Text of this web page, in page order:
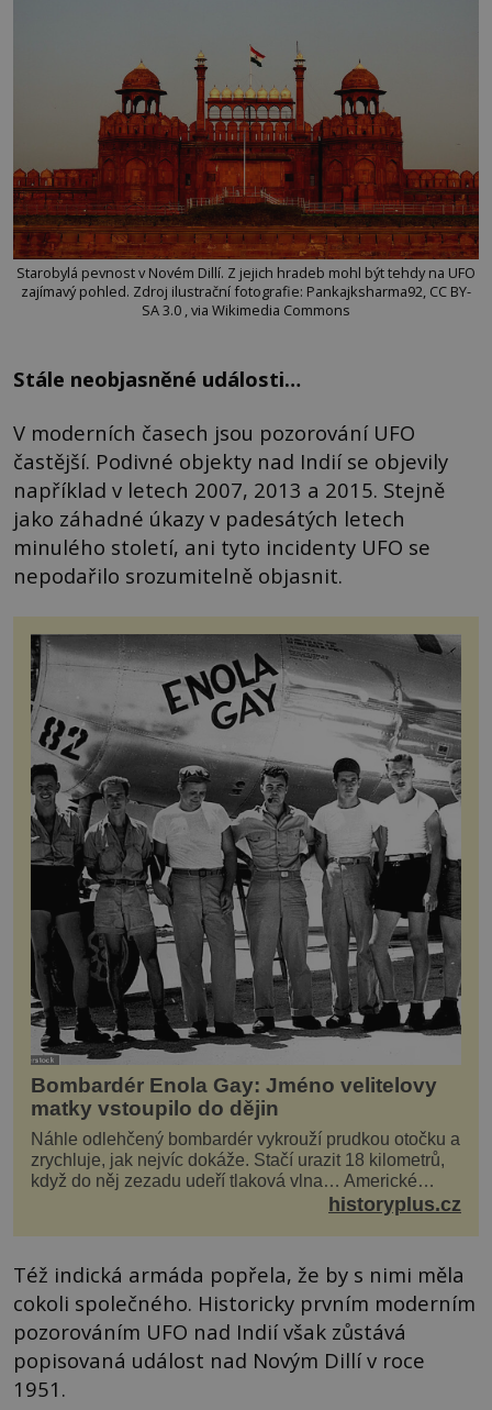
Starobylá pevnost v Novém Dillí. Z jejich hradeb mohl být tehdy na UFO
zajímavý pohled. Zdroj ilustrační fotografie: Pankajksharma92, CC BY-
SA 3.0 , via Wikimedia Commons
Stále neobjasněné události…
V moderních časech jsou pozorování UFO
častější. Podivné objekty nad Indií se objevily
například v letech 2007, 2013 a 2015. Stejně
jako záhadné úkazy v padesátých letech
minulého století, ani tyto incidenty UFO se
nepodařilo srozumitelně objasnit.
Bombardér Enola Gay: Jméno velitelovy
matky vstoupilo do dějin
Náhle odlehčený bombardér vykrouží prudkou otočku a
zrychluje, jak nejvíc dokáže. Stačí urazit 18 kilometrů,
když do něj zezadu udeří tlaková vlna… Americké
rozhodnutí svrhnout ničivou jadernou bombu ...historyplus.cz
Též indická armáda popřela, že by s nimi měla
cokoli společného. Historicky prvním moderním
pozorováním UFO nad Indií však zůstává
popisovaná událost nad Novým Dillí v roce
1951.